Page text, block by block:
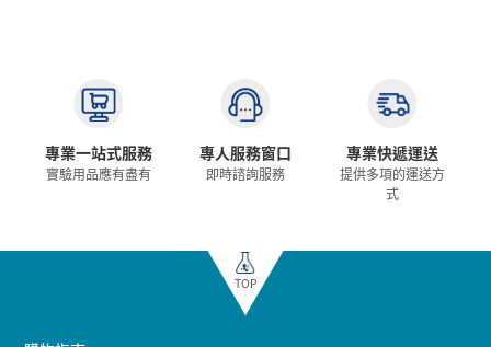
專業一站式服務
實驗用品應有盡有
專人服務窗口
即時諮詢服務
專業快遞運送
提供多項的運送方
式
TOP